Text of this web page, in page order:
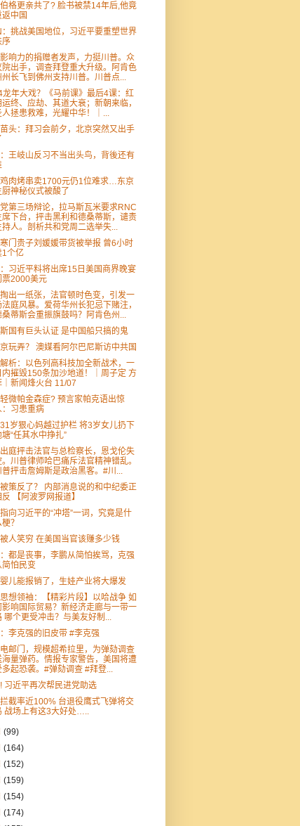
格更亲共了? 脸书被禁14年后,他竟
返中国
挑战美国地位，习近平要重塑世界
序
响力的捐赠者发声，力挺川普。众
院出手，调查拜登重大升级。阿肯色
州长飞到佛州支持川普。川普点...
龙年大戏？《马前课》最后4课：红
运终、应劫、其道大衰；新朝来临，
人拯患救难，光耀中华！｜...
头：拜习会前夕，北京突然又出手
王岐山反习不当出头鸟，背後还有
肉烤串卖1700元仍1位难求…东京
厨神秘仪式被酸了
第三场辩论，拉马斯瓦米要求RNC
席下台，抨击黑利和德桑蒂斯，谴责
持人。剖析共和党周二选举失...
门贵子刘媛媛带货被举报 曾6小时
1个亿
习近平料将出席15日美国商界晚宴
票2000美元
出一纸张，法官顿时色变，引发一
法庭风暴。爱荷华州长犯忌下赌注，
桑蒂斯会重振旗鼓吗？阿肯色州...
国有巨头认证 是中国船只搞的鬼
玩弄？ 澳媒看阿尔巴尼斯访中共国
析：以色列高科技加全新战术，一
内摧毁150条加沙地道！｜周子定 方
｜新闻烽火台 11/07
微帕金森症? 预言家帕克语出惊
：习患重病
岁狠心妈越过护栏 将3岁女儿扔下
塘“任其水中挣扎”
庭抨击法官与总检察长，恩戈伦失
。川普律师哈巴痛斥法官精神错乱。
普抨击詹姆斯是政治黑客。#川...
策反了？ 内部消息说的和中纪委正
反 【阿波罗网报道】
向习近平的“冲塔”一词，究竟是什
？
人笑穷 在美国当官该赚多少钱
都是丧事，李鹏从简怕挨骂，克强
简怕民变
儿能报销了，生娃产业将大爆发
想领袖：【精彩片段】以哈战争 如
影响国际贸易？新经济走廊与一带一
哪个更受冲击？与美友好制...
李克强的旧皮带 #李克强
邮门，规模超希拉里，为弹劾调查
海量弹药。情报专家警告，美国将遭
多起恐袭。#弹劾调查 #拜登...
习近平再次帮民进党助选
截率近100% 台退役鹰式飞弹将交
战场上有这3大好处…..
(99)
(164)
(152)
(159)
(154)
(174)